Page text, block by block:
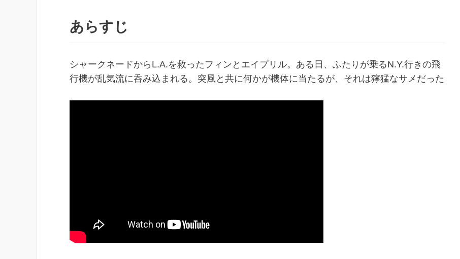
あらすじ
シャークネードからL.A.を救ったフィンとエイプリル。ある日、ふたりが乗るN.Y.行きの飛
行機が乱気流に呑み込まれる。突風と共に何かが機体に当たるが、それは獰猛なサメだった